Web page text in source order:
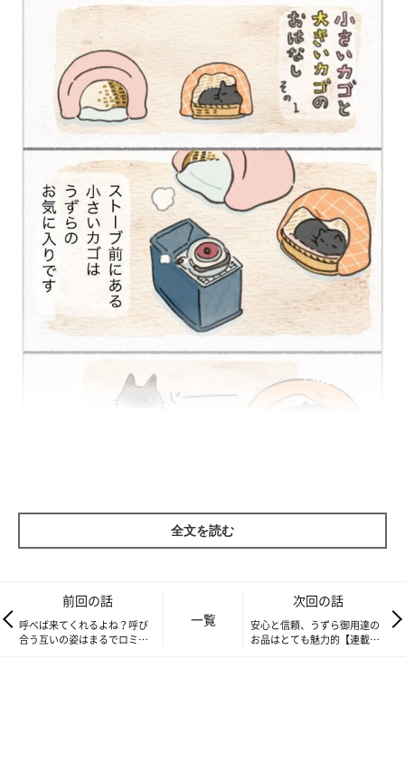
全文を読む
前回の話
呼べば来てくれるよね？呼び
合う互いの姿はまるでロミオ
一覧
次回の話
安心と信頼、うずら御用達の
お品はとても魅力的【連載】